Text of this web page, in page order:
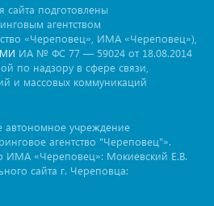
подготовлены
агентством
«Череповец», ИМА «Череповец»),
ИА № ФС 77 — 59024 от 18.08.2014
по надзору в сфере связи,
и массовых коммуникаций
автономное учреждение
агентство "Череповец"».
ИМА «Череповец»: Мокиевский Е.В.
сайта г. Череповца: